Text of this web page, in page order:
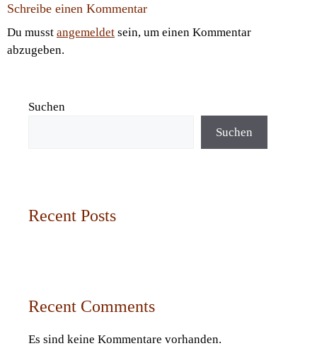
Schreibe einen Kommentar
Du musst angemeldet sein, um einen Kommentar
abzugeben.
Suchen
Suchen
Recent Posts
Recent Comments
Es sind keine Kommentare vorhanden.